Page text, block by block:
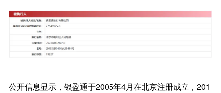
公开信息显示，银盈通于2005年4月在北京注册成立，201